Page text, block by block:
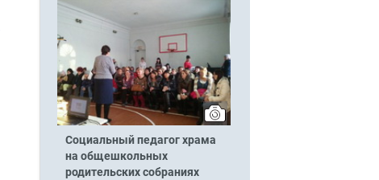
Социальный педагог храма
на общешкольных
родительских собраниях